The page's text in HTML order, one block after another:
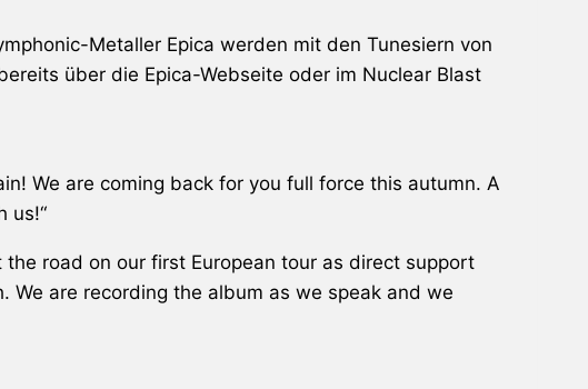
Metaller Epica werden mit den Tunesiern von
über die Epica-Webseite oder im Nuclear Blast
We are coming back for you full force this autumn. A
us!“
the road on our first European tour as direct support
. We are recording the album as we speak and we